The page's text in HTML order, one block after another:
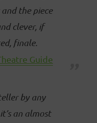
and the piece
clever, if
finale.
Guide
by any
an almost